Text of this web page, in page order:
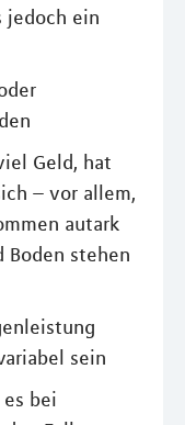
jedoch ein
Geld, hat
– vor allem,
autark
Boden stehen
sein
bei